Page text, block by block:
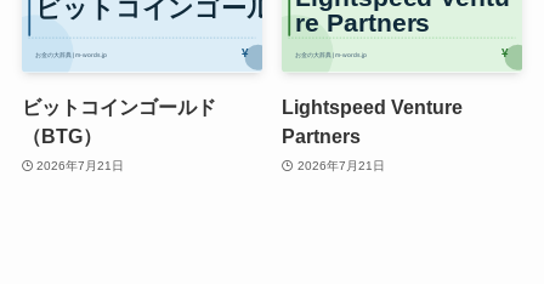
ビットコインゴールド
（BTG）
2026年7月21日
Lightspeed Venture
Partners
2026年7月21日